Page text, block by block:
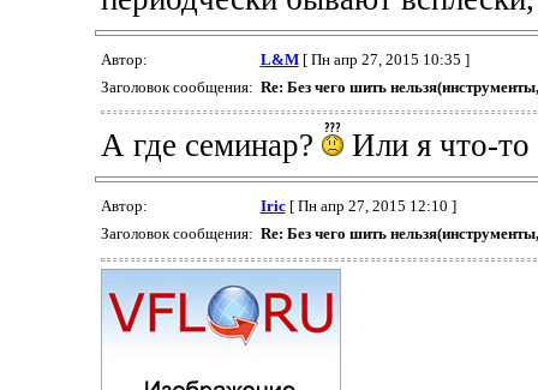
Автор: L&M[ Пн апр 27, 2015 10:35 ]
Заголовок сообщения: Re: Без чего шить
А где семинар? Или я что-то
Автор: Iric[ Пн апр 27, 2015 12:10 ]
Заголовок сообщения: Re: Без чего шить